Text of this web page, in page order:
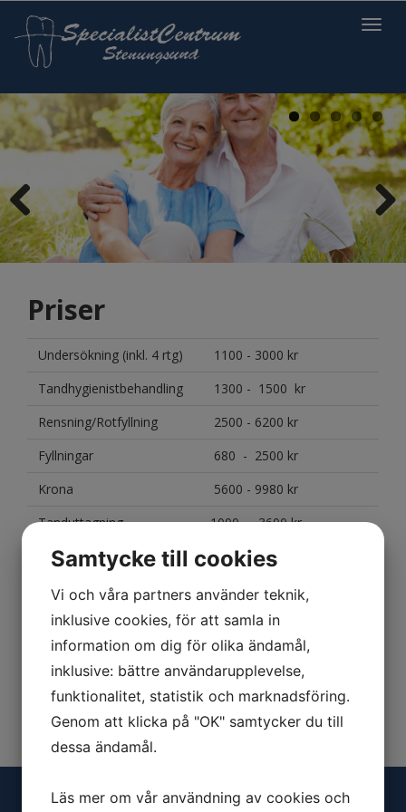
Previous Next
Priser
Undersökning (inkl. 4 rtg)
1100 - 3000 kr
Tandhygienistbehandling
1300 - 1500 kr
Rensning/Rotfyllning
2500 - 6200 kr
Fyllningar
680 - 2500 kr
Krona
5600 - 9980 kr
Tanduttagning
1000 - 3600 kr
Vid tandluckor individuellt kostnadsförslag efter utredning
för lämplig behandling.
Priserna varierar mellan allmänntandläkare och
specialisttandläkare.
Du får ett skriftligt kostnadsförslag före behandlingen.
Samtycke till cookies
Vi och våra partners använder teknik,
inklusive cookies, för att samla in
information om dig för olika ändamål,
inklusive: bättre användarupplevelse,
funktionalitet, statistik och marknadsföring.
Genom att klicka på "OK" samtycker du till
dessa ändamål.
Läs mer om vår användning av cookies och